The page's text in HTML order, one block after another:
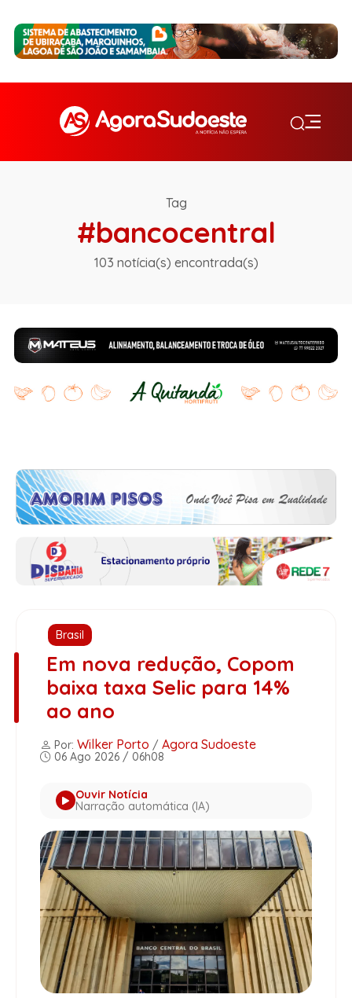
Tag
#bancocentral
103 notícia(s) encontrada(s)
Brasil
Em nova redução, Copom
baixa taxa Selic para 14%
ao ano
Por: Wilker Porto / Agora Sudoeste
06 Ago 2026 / 06h08
Ouvir Notícia
Narração automática (IA)